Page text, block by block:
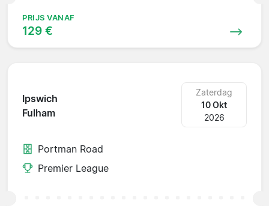
PRIJS VANAF
129 €
Ipswich
Fulham
Zaterdag
10 Okt
2026
Portman Road
Premier League